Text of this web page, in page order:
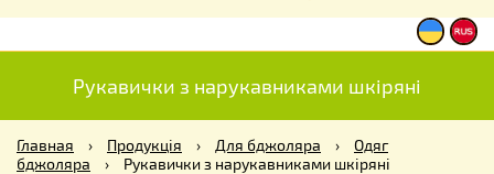
Рукавички з нарукавниками шкіряні
Главная › Продукція › Для бджоляра ›
Одяг
бджоляра
› Рукавички з нарукавниками шкіряні